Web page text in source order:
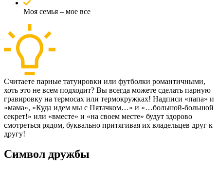
Моя семья – мое все
Считаете парные татуировки или футболки романтичными,
хоть это не всем подходит? Вы всегда можете сделать парную
гравировку на термосах или термокружках! Надписи «папа» и
«мама», «Куда идем мы с Пятачком…» и «…большой-большой
секрет!» или «вместе» и «на своем месте» будут здорово
смотреться рядом, буквально притягивая их владельцев друг к
другу!
Символ дружбы